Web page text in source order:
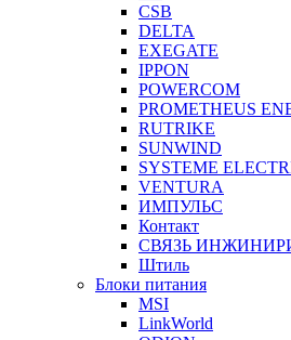
CSB
DELTA
EXEGATE
IPPON
POWERCOM
PROMETHEUS
RUTRIKE
SUNWIND
SYSTEME
VENTURA
ИМПУЛЬС
Контакт
СВЯЗЬ
Штиль
Блоки питания
MSI
LinkWorld